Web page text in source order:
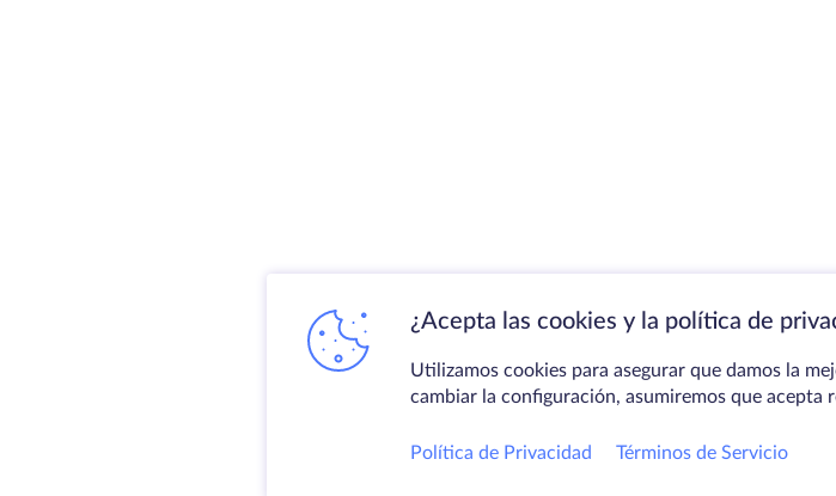
¿Acepta las cookies y la política de
Utilizamos cookies para asegurar que damos la
cambiar la configuración, asumiremos que
Política de Privacidad Términos de Servicio